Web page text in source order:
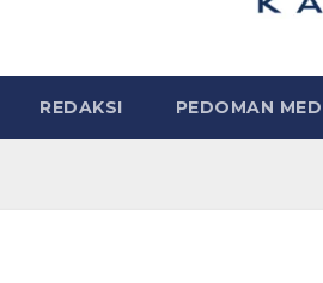
REDAKSI PEDOMAN